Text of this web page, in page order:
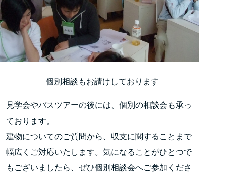
個別相談もお請けしております
見学会やバスツアーの後には、個別の相談会も承っ
ております。
建物についてのご質問から、収支に関することまで
幅広くご対応いたします。気になることがひとつで
もございましたら、ぜひ個別相談会へご参加くださ